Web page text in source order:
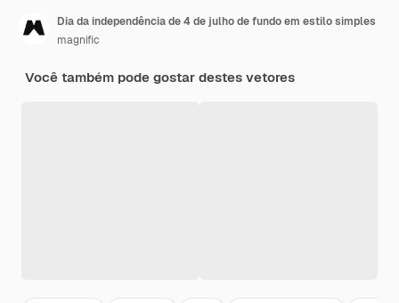
Dia da independência de 4 de julho de fundo em estilo simples
magnific
Você também pode gostar destes vetores